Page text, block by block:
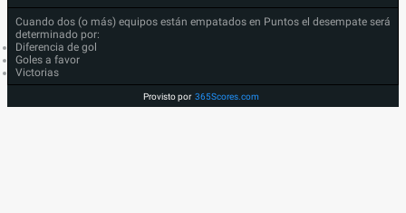
Cuando dos (o más) equipos están empatados en Puntos el desempate será
determinado por:
Diferencia de gol
Goles a favor
Victorias
Provisto por 365Scores.com